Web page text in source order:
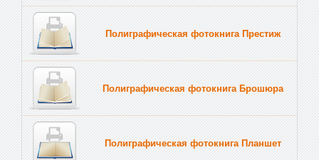
Полиграфическая фотокнига Престиж
Полиграфическая фотокнига Брошюра
Полиграфическая фотокнига Планшет